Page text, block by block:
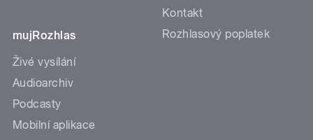
mujRozhlas
Živé vysílání
Audioarchiv
Podcasty
Mobilní aplikace
Kontakt
Rozhlasový poplatek